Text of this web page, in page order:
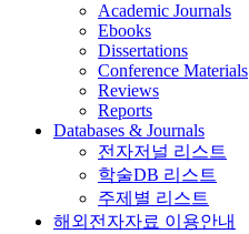
Academic Journals
Ebooks
Dissertations
Conference Materials
Reviews
Reports
Databases & Journals
전자저널 리스트
학술DB 리스트
주제별 리스트
해외전자자료 이용안내